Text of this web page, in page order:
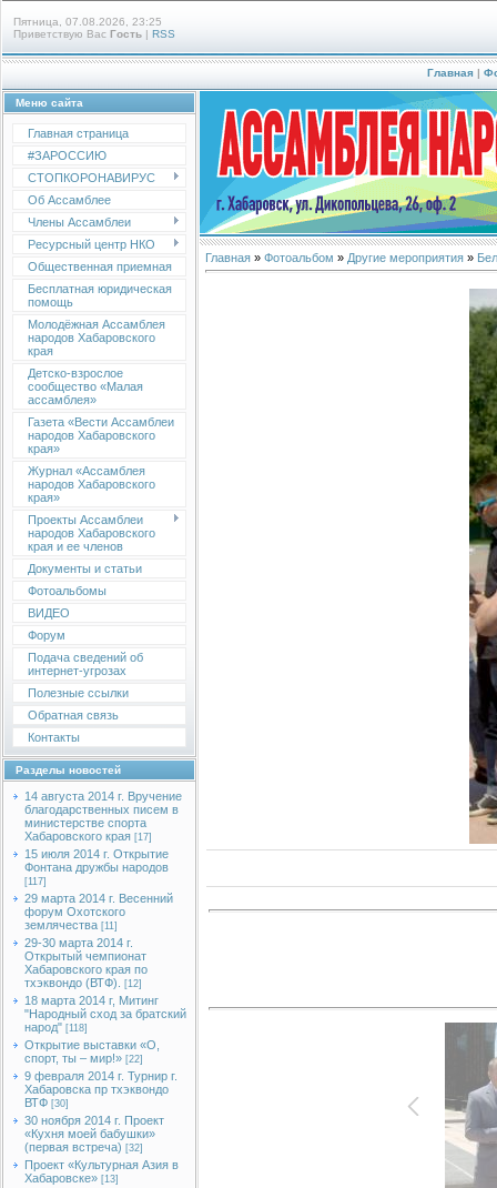
Пятница, 07.08.2026, 23:25
Приветствую Вас Гость | RSS
Главная |
Меню сайта
Главная страница
#ЗАРОССИЮ
СТОПКОРОНАВИРУС
Об Ассамблее
Члены Ассамблеи
Ресурсный центр НКО
Общественная приемная
Бесплатная юридическая
помощь
Молодёжная Ассамблея
народов Хабаровского
края
Детско-взрослое
сообщество «Малая
ассамблея»
Газета «Вести Ассамблеи
народов Хабаровского
края»
Журнал «Ассамблея
народов Хабаровского
края»
Проекты Ассамблеи
народов Хабаровского
края и ее членов
Документы и статьи
Фотоальбомы
ВИДЕО
Форум
Подача сведений об
интернет-угрозах
Полезные ссылки
Обратная связь
Контакты
Разделы новостей
14 августа 2014 г. Вручение
благодарственных писем в
министерстве спорта
Хабаровского края [17]
15 июля 2014 г. Открытие
Фонтана дружбы народов
[117]
29 марта 2014 г. Весенний
форум Охотского
землячества [11]
29-30 марта 2014 г.
Открытый чемпионат
Хабаровского края по
тхэквондо (ВТФ).
[12]
18 марта 2014 г, Митинг
"Народный сход за братский
народ" [118]
Открытие выставки «О,
спорт, ты – мир!» [22]
9 февраля 2014 г. Турнир г.
Хабаровска пр тхэквондо
ВТФ [30]
30 ноября 2014 г. Проект
«Кухня моей бабушки»
(первая встреча) [32]
Проект «Культурная Азия в
Хабаровске» [13]
Главная » Фотоальбом » Другие мероприятия »